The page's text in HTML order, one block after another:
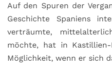
Auf den Spuren der
Geschichte Spaniens
verträumte,
möchte, hat in Kastillien-
Möglichkeit, wenn er sich